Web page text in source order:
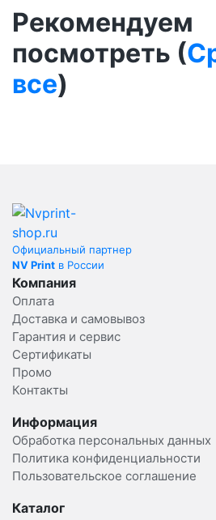
Рекомендуем
посмотреть (
все)
Официальный партнер
NV Print в России
Компания
Оплата
Доставка и самовывоз
Гарантия и сервис
Сертификаты
Промо
Контакты
Информация
Обработка персональных данных
Политика конфиденциальности
Пользовательское соглашение
Каталог